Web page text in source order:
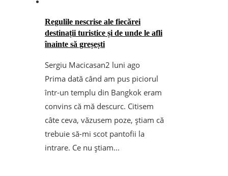
Regulile nescrise ale fiecărei
destinații turistice și de unde le afli
înainte să greșești
Sergiu Macicasan2 luni ago
Prima dată când am pus piciorul
într-un templu din Bangkok eram
convins că mă descurc. Citisem
câte ceva, văzusem poze, știam că
trebuie să-mi scot pantofii la
intrare. Ce nu știam...